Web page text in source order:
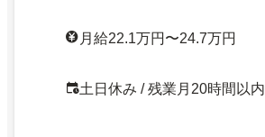
月給22.1万円〜24.7万円
土日休み / 残業月20時間以内